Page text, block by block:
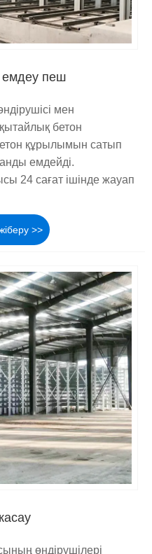
емдеу пеш
мен
қытайлық бетон
құрылымын сатып
емдейді.
24 сағат ішінде жауап
>>
өндірушілері